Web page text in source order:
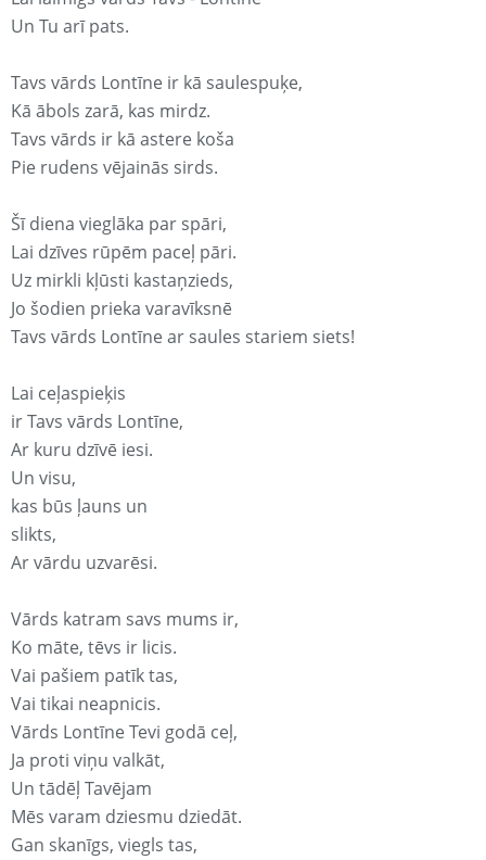
Un Tu arī pats.
Tavs vārds Lontīne ir kā saulespuķe,
Kā ābols zarā, kas mirdz.
Tavs vārds ir kā astere koša
Pie rudens vējainās sirds.
Šī diena vieglāka par spāri,
Lai dzīves rūpēm paceļ pāri.
Uz mirkli kļūsti kastaņzieds,
Jo šodien prieka varavīksnē
Tavs vārds Lontīne ar saules stariem siets!
Lai ceļaspieķis
ir Tavs vārds Lontīne,
Ar kuru dzīvē iesi.
Un visu,
kas būs ļauns un
slikts,
Ar vārdu uzvarēsi.
Vārds katram savs mums ir,
Ko māte, tēvs ir licis.
Vai pašiem patīk tas,
Vai tikai neapnicis.
Vārds Lontīne Tevi godā ceļ,
Ja proti viņu valkāt,
Un tādēļ Tavējam
Mēs varam dziesmu dziedāt.
Gan skanīgs, viegls tas,